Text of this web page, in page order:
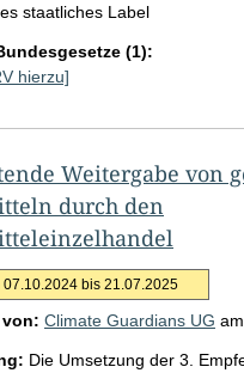
staatliches Label
(1):
hierzu]
Weitergabe von
durch den
07.10.2024 bis 21.07.2025
Climate Guardians UG am
Die Umsetzung der 3.